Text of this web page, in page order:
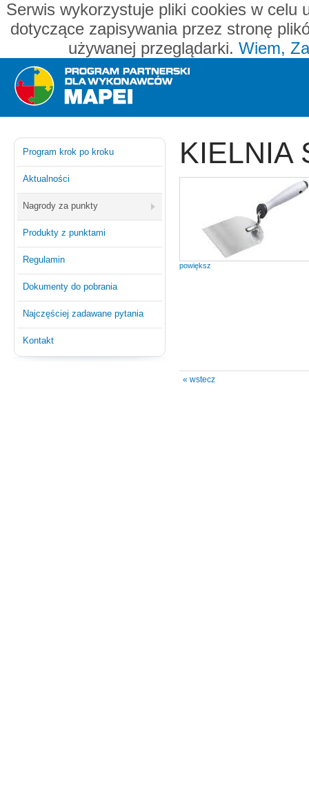
Serwis wykorzystuje pliki cookies w celu
dotyczące zapisywania przez stronę
używanej przeglądarki. Wiem,
Program krok po kroku
Aktualności
Nagrody za punkty
Produkty z punktami
Regulamin
Dokumenty do pobrania
Najczęściej zadawane pytania
Kontakt
KIELNIA
powiększ
« wstecz